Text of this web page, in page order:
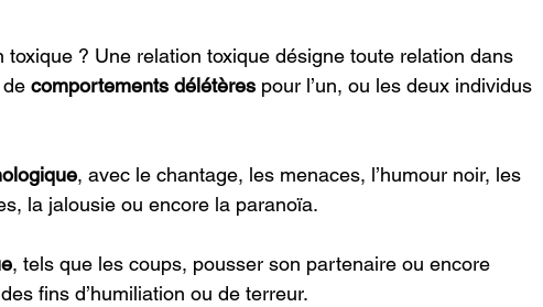
toxique ? Une relation toxique désigne toute relation dans
comportements délétères pour l’un, ou les deux individus
, avec le chantage, les menaces, l’humour noir, les
la jalousie ou encore la paranoïa.
, tels que les coups, pousser son partenaire ou encore
fins d’humiliation ou de terreur.